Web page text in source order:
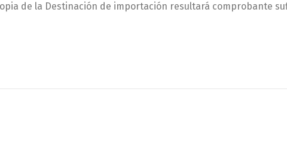
de la Destinación de importación resultará comprobante